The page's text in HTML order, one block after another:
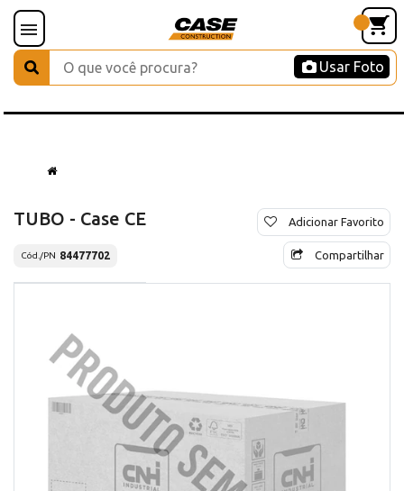
Usar Foto
TUBO - Case CE
Cód./PN 84477702
Adicionar Favorito
Compartilhar